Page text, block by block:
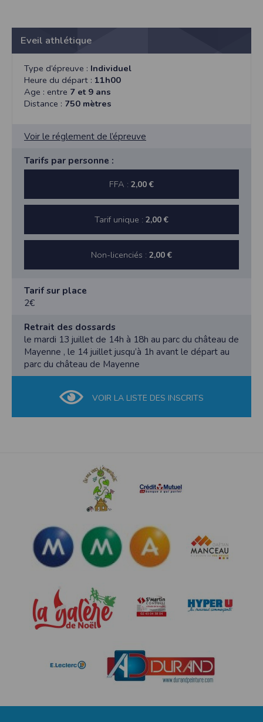
Eveil athlétique
Type d’épreuve : Individuel
Heure du départ : 11h00
Age : entre 7 et 9 ans
Distance : 750 mètres
Voir le réglement de l’épreuve
Tarifs par personne :
FFA : 2,00 €
Tarif unique : 2,00 €
Non-licenciés : 2,00 €
Tarif sur place
2€
Retrait des dossards
le mardi 13 juillet de 14h à 18h au parc du château de
Mayenne , le 14 juillet jusqu’à 1h avant le départ au
parc du château de Mayenne
VOIR LA LISTE DES INSCRITS